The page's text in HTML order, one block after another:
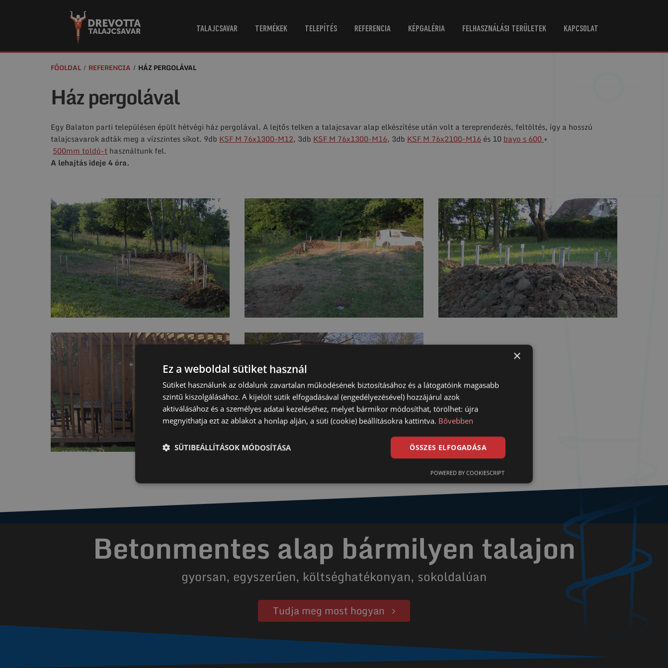
TALAJCSAVAR TERMÉKEK TELEPÍTÉS REFERENCIA KÉPGALÉRIA FELHASZNÁLÁSI TERÜLETEK KAPCSOLAT
FŐOLDAL REFERENCIA HÁZ PERGOLÁVAL
Ház pergolával
Egy Balaton parti településen épült hétvégi ház pergolával. A lejtős telken a talajcsavar alap elkészítése után volt a tereprendezés, feltöltés, így a hosszú
talajcsavarok adták meg a vízszintes síkot. 9db KSF M 76x1300-M12, 3db KSF M 76x1300-M16, 3db KSF M 76x2100-M16 és 10 bayo s 600 +
500mm toldó-t használtunk fel.
A lehajtás ideje 4 óra.
Betonmentes alap bármilyen talajon
gyorsan, egyszerűen, költséghatékonyan, sokoldalúan
Tudja meg most hogyan
×
Ez a weboldal sütiket használ
Sütiket használunk az oldalunk zavartalan működésének biztosításához és a látogatóink magasabb
szintű kiszolgálásához. A kijelölt sütik elfogadásával (engedélyezésével) hozzájárul azok
aktiválásához és a személyes adatai kezeléséhez, melyet bármikor módosíthat, törölhet: újra
megnyithatja ezt az ablakot a honlap alján, a süti (cookie) beállításokra kattintva. Bővebben
ÖSSZES ELFOGADÁSA
SÜTIBEÁLLÍTÁSOK MÓDOSÍTÁSA
POWERED BY COOKIESCRIPT